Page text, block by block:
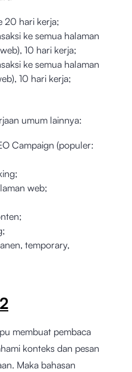
20 hari kerja;
ke semua halaman
10 hari kerja;
ke semua halaman
10 hari kerja;
umum lainnya:
Campaign (populer:
web;
temporary,
membuat pembaca
konteks dan pesan
Maka bahasan